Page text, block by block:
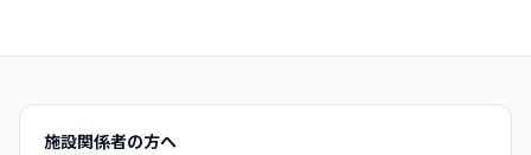
施設関係者の方へ